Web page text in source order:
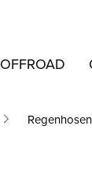
OFFROAD
Regenhosen